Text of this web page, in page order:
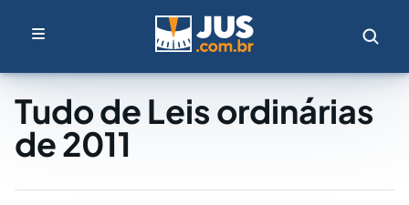
Tudo de Leis ordinárias
de 2011